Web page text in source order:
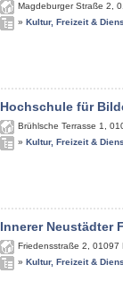
Magdeburger Straße 2
» Kultur, Freizeit &
Hochschule für
Brühlsche Terrasse 1
» Kultur, Freizeit &
Innerer Neustädter
Friedensstraße 2 01097
» Kultur, Freizeit &